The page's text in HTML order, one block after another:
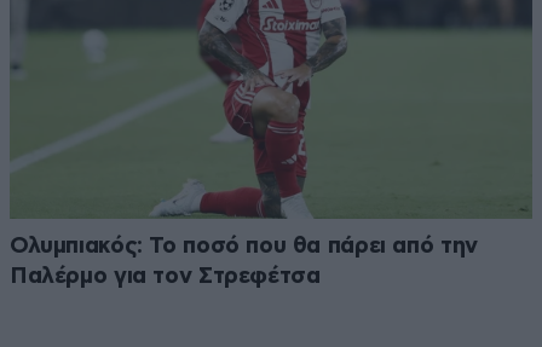
Ολυμπιακός: Το ποσό που θα πάρει από την
Παλέρμο για τον Στρεφέτσα